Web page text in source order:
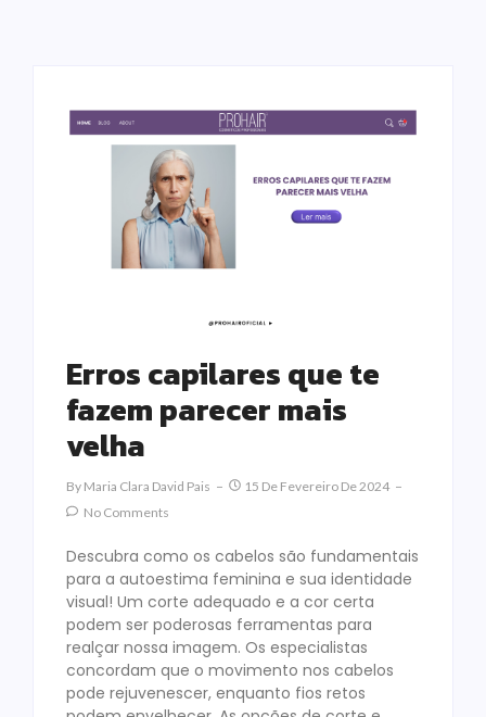
Erros capilares que te
fazem parecer mais
velha
By Maria Clara David Pais
15 De Fevereiro De 2024
No Comments
Descubra como os cabelos são fundamentais
para a autoestima feminina e sua identidade
visual! Um corte adequado e a cor certa
podem ser poderosas ferramentas para
realçar nossa imagem. Os especialistas
concordam que o movimento nos cabelos
pode rejuvenescer, enquanto fios retos